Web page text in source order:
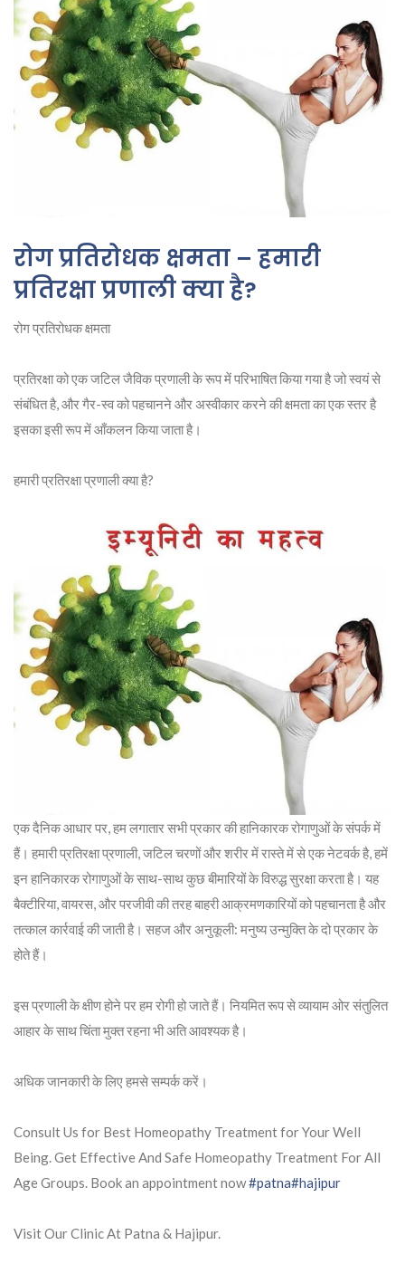
रोग प्रतिरोधक क्षमता – हमारी
प्रतिरक्षा प्रणाली क्या है?
रोग प्रतिरोधक क्षमता
प्रतिरक्षा को एक जटिल जैविक प्रणाली के रूप में परिभाषित किया गया है जो स्वयं से
संबंधित है, और गैर-स्व को पहचानने और अस्वीकार करने की क्षमता का एक स्तर है
इसका इसी रूप में आँकलन किया जाता है।
हमारी प्रतिरक्षा प्रणाली क्या है?
एक दैनिक आधार पर, हम लगातार सभी प्रकार की हानिकारक रोगाणुओं के संपर्क में
हैं। हमारी प्रतिरक्षा प्रणाली, जटिल चरणों और शरीर में रास्ते में से एक नेटवर्क है, हमें
इन हानिकारक रोगाणुओं के साथ-साथ कुछ बीमारियों के विरुद्ध सुरक्षा करता है। यह
बैक्टीरिया, वायरस, और परजीवी की तरह बाहरी आक्रमणकारियों को पहचानता है और
तत्काल कार्रवाई की जाती है। सहज और अनुकूली: मनुष्य उन्मुक्ति के दो प्रकार के
होते हैं।
इस प्रणाली के क्षीण होने पर हम रोगी हो जाते हैं। नियमित रूप से व्यायाम ओर संतुलित
आहार के साथ चिंता मुक्त रहना भी अति आवश्यक है।
अधिक जानकारी के लिए हमसे सम्पर्क करें।
Consult Us for Best Homeopathy Treatment for Your Well
Being. Get Effective And Safe Homeopathy Treatment For All
Age Groups. Book an appointment now#patna#hajipur
Visit Our Clinic At Patna & Hajipur.